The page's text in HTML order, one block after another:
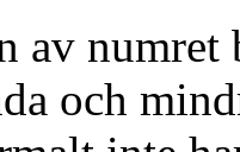
av numret
och